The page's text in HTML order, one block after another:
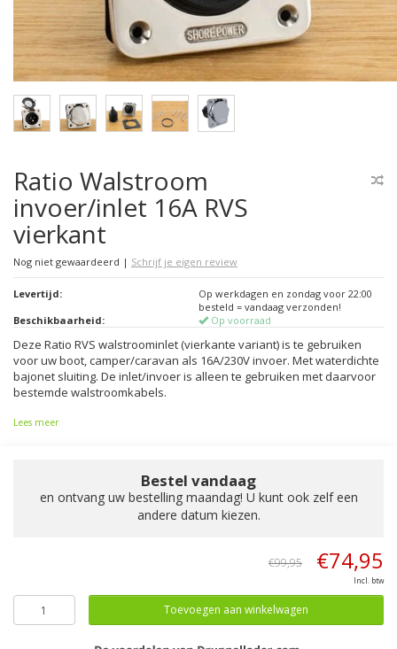
Ratio Walstroom
invoer/inlet 16A RVS
vierkant
Nog niet gewaardeerd | Schrijf je eigen review
Levertijd:
Op werkdagen en zondag voor 22:00
besteld = vandaag verzonden!
Beschikbaarheid:
Op voorraad
Deze Ratio RVS walstroominlet (vierkante variant) is te gebruiken
voor uw boot, camper/caravan als 16A/230V invoer. Met waterdichte
bajonet sluiting. De inlet/invoer is alleen te gebruiken met daarvoor
bestemde walstroomkabels.
Lees meer
Bestel vandaag
en ontvang uw bestelling maandag! U kunt ook zelf een
andere datum kiezen.
€99,95 €74,95
Incl. btw
Toevoegen aan winkelwagen